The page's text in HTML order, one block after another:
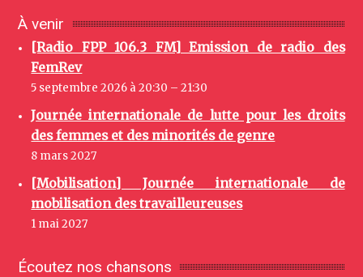
À venir
[Radio FPP 106.3 FM] Emission de radio des
FemRev
5 septembre 2026 à 20:30 – 21:30
Journée internationale de lutte pour les droits
des femmes et des minorités de genre
8 mars 2027
[Mobilisation] Journée internationale de
mobilisation des travailleureuses
1 mai 2027
Écoutez nos chansons